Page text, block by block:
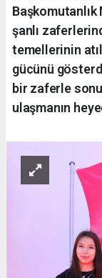
şanlı
temellerinin
gücünü
bir zaferle
ulaşmanın